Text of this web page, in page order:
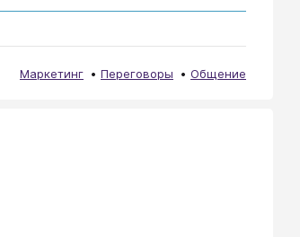
Маркетинг Переговоры Общение